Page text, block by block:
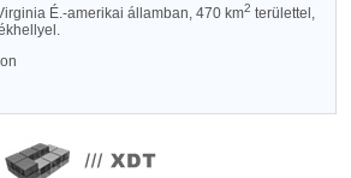
É.-amerikai államban, 470 km2 területtel,